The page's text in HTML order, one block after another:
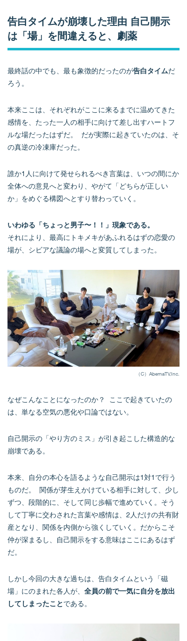
告白タイムが崩壊した理由 自己開示
は「場」を間違えると、劇薬
最終話の中でも、最も象徴的だったのが告白タイムだ
ろう。
本来ここは、それぞれがここに来るまでに温めてきた
感情を、たった一人の相手に向けて差し出すハートフ
ルな場だったはずだ。 だが実際に起きていたのは、そ
の真逆の冷凍庫だった。
誰か1人に向けて発せられるべき言葉は、いつの間にか
全体への意見へと変わり、やがて「どちらが正しい
か」をめぐる構図へとすり替わっていく。
いわゆる「ちょっと男子〜！！」現象である。
それにより、最高にトキメキがあふれるはずの恋愛の
場が、シビアな議論の場へと変質してしまった。
（C）AbemaTV,Inc.
なぜこんなことになったのか？ ここで起きていたの
は、単なる空気の悪化や口論ではない。
自己開示の「やり方のミス」が引き起こした構造的な
崩壊である。
本来、自分の本心を語るような自己開示は1対1で行う
ものだ。 関係が芽生えかけている相手に対して、少し
ずつ、段階的に、そして同じ歩幅で進めていく。そう
して丁寧に交わされた言葉や感情は、2人だけの共有財
産となり、関係を内側から強くしていく。だからこそ
仲が深まるし、自己開示をする意味はここにあるはず
だ。
しかし今回の大きな過ちは、告白タイムという「磁
場」にのまれた各人が、 全員の前で一気に自分を放出
してしまったことである。